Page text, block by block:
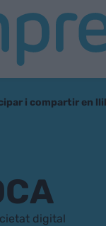
i compartir en
digital